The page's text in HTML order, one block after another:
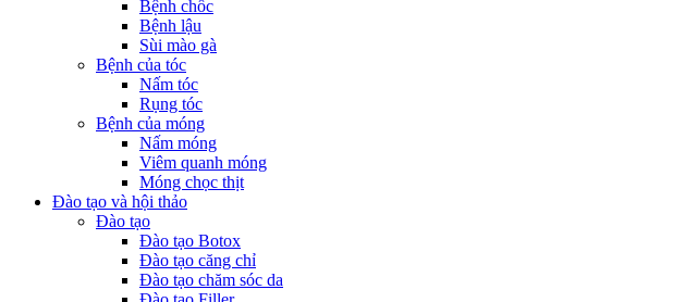
Bệnh chốc
Bệnh lậu
Sùi mào gà
Bệnh của tóc
Nấm tóc
Rụng tóc
Bệnh của móng
Nấm móng
Viêm quanh móng
Móng chọc thịt
Đào tạo và hội thảo
Đào tạo
Đào tạo Botox
Đào tạo căng chỉ
Đào tạo chăm sóc da